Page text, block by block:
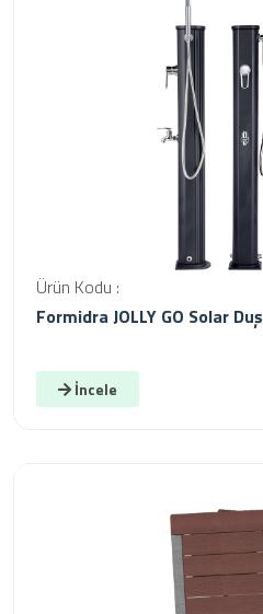
Ürün Kodu :
Formidra JOLLY GO Solar Duş
İncele